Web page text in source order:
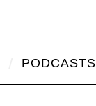
PODCASTS